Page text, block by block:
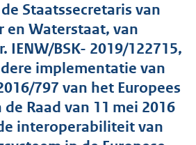
d
s
g
o
o
t
e
Staatssecretaris van
en Waterstaat, van
IENW/BSK- 2019/122715,
implementatie van
797 van het Europees
Raad van 11 mei 2016
interoperabiliteit van